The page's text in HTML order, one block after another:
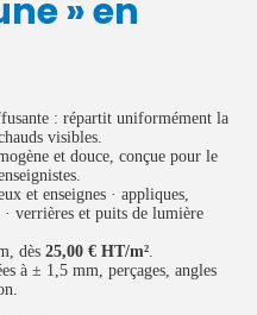
» en
: répartit uniformément la
visibles.
et douce, conçue pour le
et enseignes · appliques,
verrières et puits de lumière
dès 25,00 € HT/m².
à ± 1,5 mm, perçages, angles